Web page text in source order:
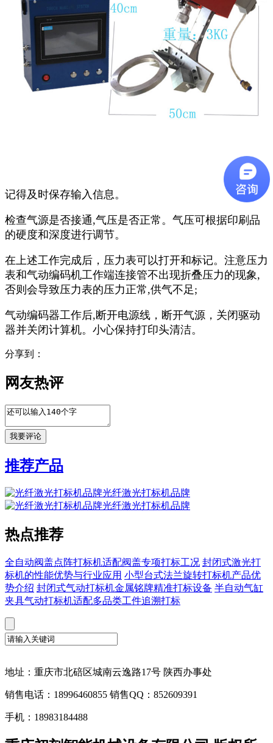
记得及时保存输入信息。
检查气源是否接通,气压是否正常。气压可根据印刷品
的硬度和深度进行调节。
在上述工作完成后，压力表可以打开和标记。注意压力
表和气动编码机工作端连接管不出现折叠压力的现象,
否则会导致压力表的压力正常,供气不足;
气动编码器工作后,断开电源线，断开气源，关闭驱动
器并关闭计算机。小心保持打印头清洁。
分享到：
网友热评
推荐产品
光纤激光打标机品牌
光纤激光打标机品牌
热点推荐
全自动阀盖点阵打标机适配阀盖专项打标工况 封闭式激光打
标机的性能优势与行业应用 小型台式法兰旋转打标机产品优
势介绍 封闭式气动打标机金属铭牌精准打标设备 半自动气缸
夹具气动打标机适配多品类工件追溯打标
地址：重庆市北碚区城南云逸路17号 陕西办事处
销售电话：18996460855 销售QQ：852609391
手机：18983184488